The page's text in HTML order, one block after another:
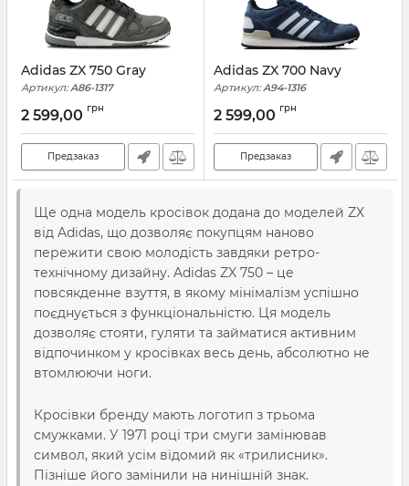
Adidas ZX 750 Gray
Артикул: A86-1317
2 599,00 грн
Предзаказ
Adidas ZX 700 Navy
Артикул: A94-1316
2 599,00 грн
Предзаказ
Ще одна модель кросівок додана до моделей ZX
від Adidas, що дозволяє покупцям наново
пережити свою молодість завдяки ретро-
технічному дизайну. Adidas ZX 750 – це
повсякденне взуття, в якому мінімалізм успішно
поєднується з функціональністю. Ця модель
дозволяє стояти, гуляти та займатися активним
відпочинком у кросівках весь день, абсолютно не
втомлюючи ноги.
Кросівки бренду мають логотип з трьома
смужками. У 1971 році три смуги замінював
символ, який усім відомий як «трилисник».
Пізніше його замінили на нинішній знак.